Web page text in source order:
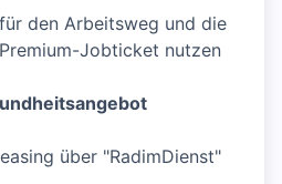
den Arbeitsweg und die
Jobticket nutzen
über "RadimDienst"